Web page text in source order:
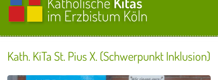
Kath. KiTa St. Pius X. (Schwerpunkt Inklusion)